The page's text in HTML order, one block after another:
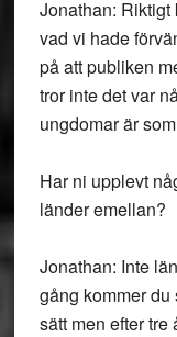
Jonathan:
vad vi hade
på att publiken
tror inte det var
ungdomar är
Har ni upplevt
länder emellan?
Jonathan: Inte
gång kommer du
sätt men efter tre